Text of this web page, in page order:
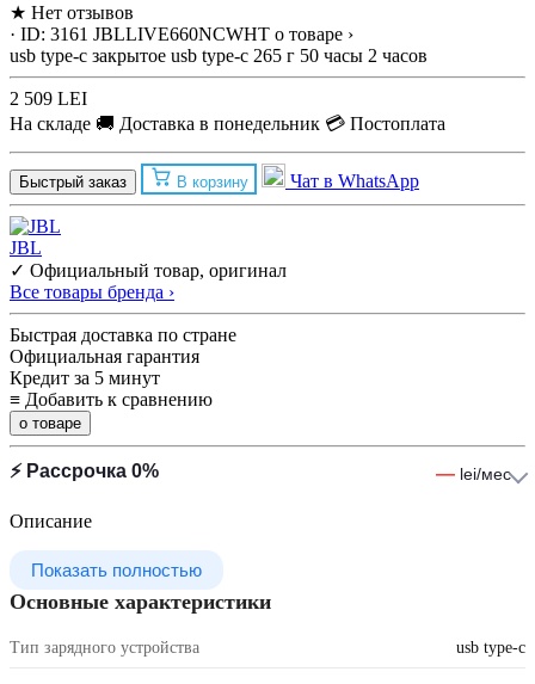
★ Нет отзывов
· ID: 3161 JBLLIVE660NCWHT о товаре ›
usb type-c закрытое usb type-c 265 г 50 часы 2 часов
2 509 LEI
На складе 🚚 Доставка в понедельник 💳 Постоплата
Быстрый заказ В корзину Чат в WhatsApp
JBL
✓ Официальный товар, оригинал
Все товары бренда ›
Быстрая доставка по стране
Официальная гарантия
Кредит за 5 минут
≡ Добавить к сравнению
о товаре
⚡ Рассрочка 0% — lei/мес
Описание
Показать полностью
Основные характеристики
Тип зарядного устройства usb type-c